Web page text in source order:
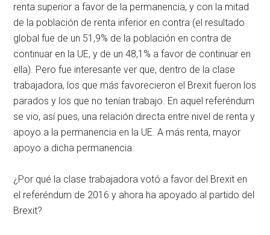
renta superior a favor de la permanencia, y con la mitad
de la población de renta inferior en contra (el resultado
global fue de un 51,9% de la población en contra de
continuar en la UE, y de un 48,1% a favor de continuar en
ella). Pero fue interesante ver que, dentro de la clase
trabajadora, los que más favorecieron el Brexit fueron los
parados y los que no tenían trabajo. En aquel referéndum
se vio, así pues, una relación directa entre nivel de renta y
apoyo a la permanencia en la UE. A más renta, mayor
apoyo a dicha permanencia.
¿Por qué la clase trabajadora votó a favor del Brexit en
el referéndum de 2016 y ahora ha apoyado al partido del
Brexit?